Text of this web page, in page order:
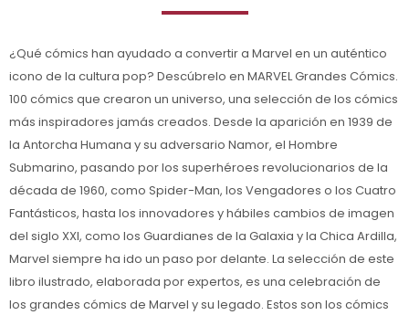
¿Qué cómics han ayudado a convertir a Marvel en un auténtico
icono de la cultura pop? Descúbrelo en MARVEL Grandes Cómics.
100 cómics que crearon un universo, una selección de los cómics
más inspiradores jamás creados. Desde la aparición en 1939 de
la Antorcha Humana y su adversario Namor, el Hombre
Submarino, pasando por los superhéroes revolucionarios de la
década de 1960, como Spider-Man, los Vengadores o los Cuatro
Fantásticos, hasta los innovadores y hábiles cambios de imagen
del siglo XXI, como los Guardianes de la Galaxia y la Chica Ardilla,
Marvel siempre ha ido un paso por delante. La selección de este
libro ilustrado, elaborada por expertos, es una celebración de
los grandes cómics de Marvel y su legado. Estos son los cómics